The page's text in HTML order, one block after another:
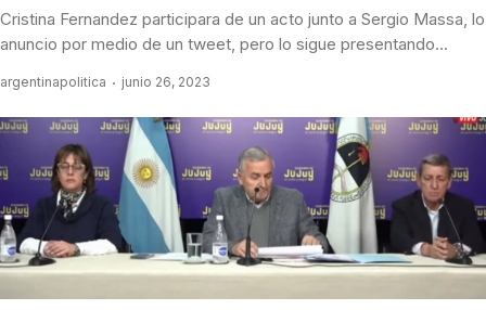
Cristina Fernandez participara de un acto junto a Sergio Massa, lo
anuncio por medio de un tweet, pero lo sigue presentando...
argentinapolitica junio 26, 2023